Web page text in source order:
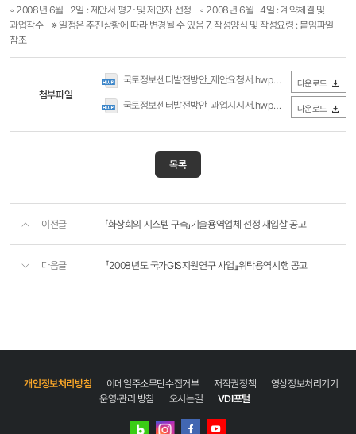
◦ 2008년 6월 2일 : 제안서 평가 및 제안자 선정 ◦ 2008년 6월 4일 : 계약체결 및
과업착수 ※ 일정은 추진상황에 따라 변경될 수 있음 7. 작성양식 및 작성요령 : 붙임파일
참조
첨부파일
국토정보센터발전방안_제안요청서.hwp (0Byte / 다운로드 211회)
다운로드
국토정보센터발전방안_과업지시서.hwp (0Byte / 다운로드 269회)
다운로드
목록
이전글 「화상회의 시스템 구축」기술용역업체 선정 재입찰 공고
다음글 『2008년도 국가GIS지원연구 사업』위탁용역시행 공고
개인정보처리방침 이메일주소무단수집거부 저작권정책
영상정보처리기기
운영·관리 방침
오시는길 VDI포털
네이버 인스타그램